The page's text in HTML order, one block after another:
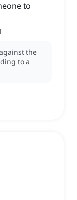
to
the
to a